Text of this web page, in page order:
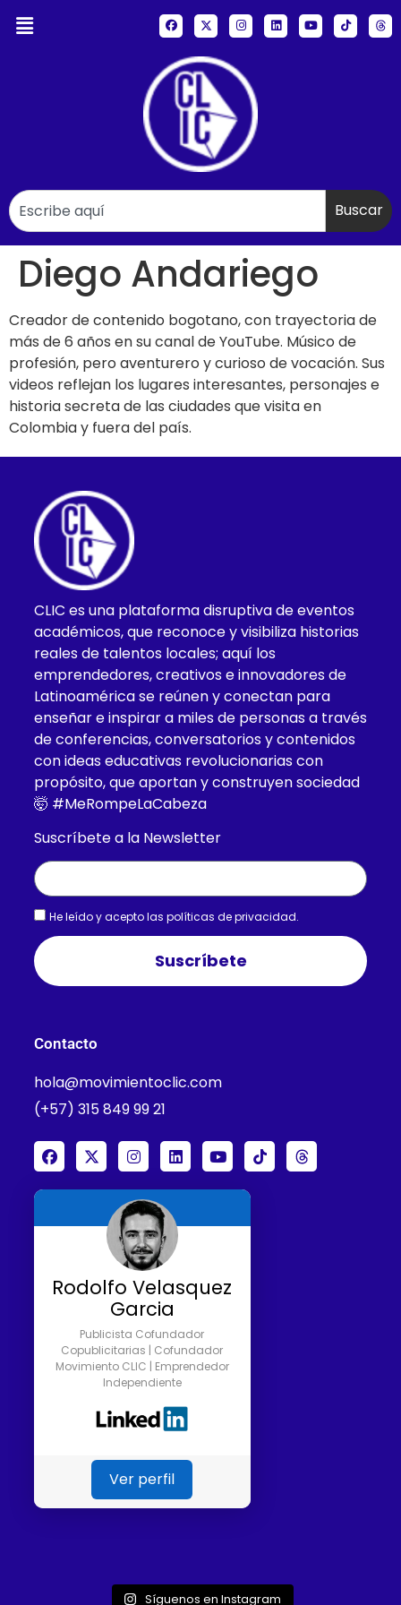
Buscar
Diego Andariego
Creador de contenido bogotano, con trayectoria de
más de 6 años en su canal de YouTube. Músico de
profesión, pero aventurero y curioso de vocación. Sus
videos reflejan los lugares interesantes, personajes e
historia secreta de las ciudades que visita en
Colombia y fuera del país.
CLIC es una plataforma disruptiva de eventos
académicos, que reconoce y visibiliza historias
reales de talentos locales; aquí los
emprendedores, creativos e innovadores de
Latinoamérica se reúnen y conectan para
enseñar e inspirar a miles de personas a través
de conferencias, conversatorios y contenidos
con ideas educativas revolucionarias con
propósito, que aportan y construyen sociedad
🤯 #MeRompeLaCabeza
Suscríbete a la Newsletter
He leído y acepto las políticas de privacidad.
Suscríbete
Contacto
hola@movimientoclic.com
(+57) 315 849 99 21
Rodolfo Velasquez
Garcia
Publicista Cofundador
Copublicitarias | Cofundador
Movimiento CLIC | Emprendedor
Independiente
Ver perfil
Síguenos en Instagram